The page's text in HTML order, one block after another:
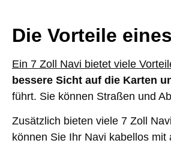
Die Vorteile
Ein 7 Zoll Navi bietet viele
bessere Sicht auf die Karten
führt. Sie können Straßen und
Zusätzlich bieten viele 7 Zoll
können Sie Ihr Navi kabellos